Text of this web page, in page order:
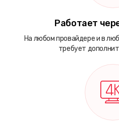
Работает
На любом провайдере и в
требует